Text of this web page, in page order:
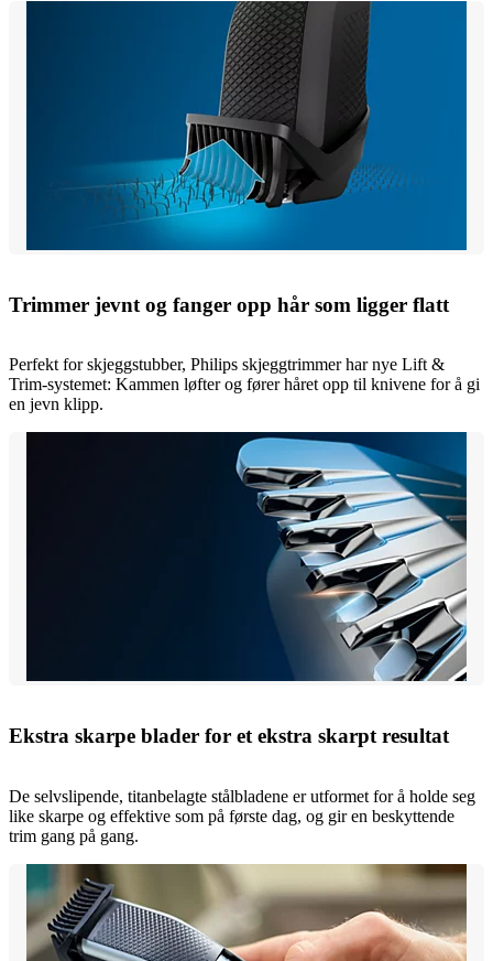
Trimmer jevnt og fanger opp hår som ligger flatt
Perfekt for skjeggstubber, Philips skjeggtrimmer har nye Lift &
Trim-systemet: Kammen løfter og fører håret opp til knivene for å gi
en jevn klipp.
Ekstra skarpe blader for et ekstra skarpt resultat
De selvslipende, titanbelagte stålbladene er utformet for å holde seg
like skarpe og effektive som på første dag, og gir en beskyttende
trim gang på gang.